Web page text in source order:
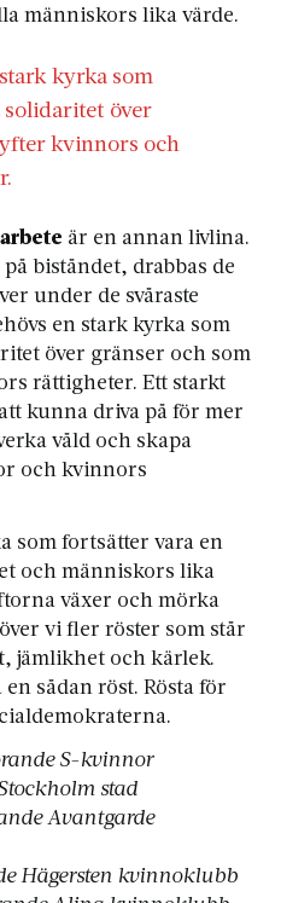
människors lika värde.
kyrka som
över
kvinnors och
är en annan livlina.
biståndet, drabbas de
under de svåraste
en stark kyrka som
över gränser och som
rättigheter. Ett starkt
kunna driva på för mer
våld och skapa
och kvinnors
som fortsätter vara en
och människors lika
växer och mörka
vi fler röster som står
jämlikhet och kärlek.
sådan röst. Rösta för
S-kvinnor
stad
Avantgarde
Hägersten kvinnoklubb